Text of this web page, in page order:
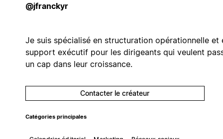
@jfranckyr
Je suis spécialisé en structuration opérationnelle et
support exécutif pour les dirigeants qui veulent
un cap dans leur croissance.
Contacter le créateur
Catégories principales